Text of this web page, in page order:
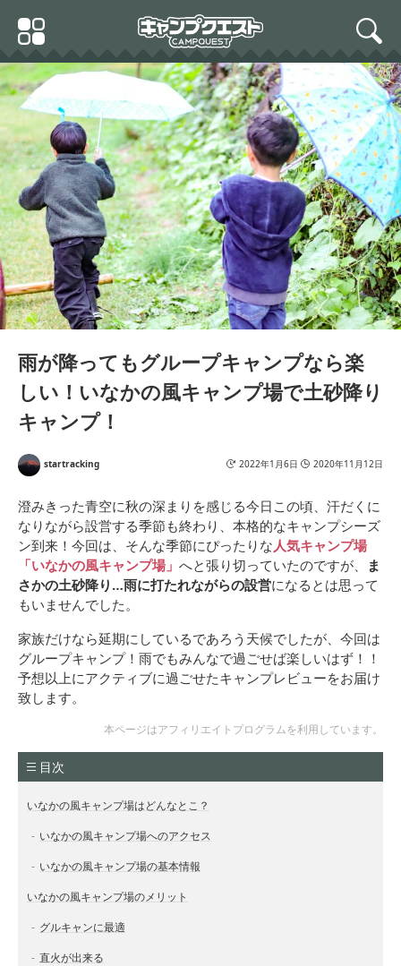
Primary
Menu
search
雨が降ってもグループキャンプなら楽
しい！いなかの風キャンプ場で土砂降り
キャンプ！
startracking 2022年1月6日 2020年11月12日
澄みきった青空に秋の深まりを感じる今日この頃、汗だくに
なりながら設営する季節も終わり、本格的なキャンプシーズ
ン到来！今回は、そんな季節にぴったりな 人気キャンプ場
「いなかの風キャンプ場」 へと張り切っていたのですが、
ま
さかの土砂降り…雨に打たれながらの設営になるとは思って
もいませんでした。
家族だけなら延期にしているであろう天候でしたが、今回は
グループキャンプ！雨でもみんなで過ごせば楽しいはず！！
予想以上にアクティブに過ごせたキャンプレビューをお届け
致します。
本ページはアフィリエイトプログラムを利用しています。
目次
いなかの風キャンプ場はどんなとこ？
いなかの風キャンプ場へのアクセス
いなかの風キャンプ場の基本情報
いなかの風キャンプ場のメリット
グルキャンに最適
直火が出来る